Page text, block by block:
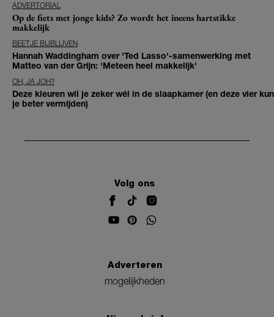
ADVERTORIAL
Op de fiets met jonge kids? Zo wordt het ineens hartstikke
makkelijk
BEETJE BIJBLIJVEN
Hannah Waddingham over 'Ted Lasso'-samenwerking met
Matteo van der Grijn: 'Meteen heel makkelijk'
OH, JA JOH?
Deze kleuren wil je zeker wél in de slaapkamer (en deze vier kun
je beter vermijden)
Volg ons
Adverteren
mogelijkheden